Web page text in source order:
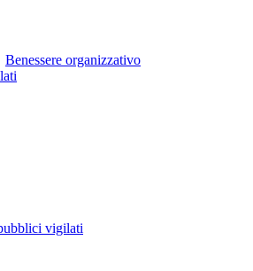
Benessere organizzativo
vigilati